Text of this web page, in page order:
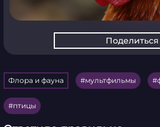
Поделиться
Флора и фауна мультфильмы
птицы